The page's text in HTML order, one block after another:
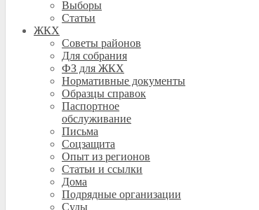
Выборы
Статьи
ЖКХ
Советы районов
Для собрания
ФЗ для ЖКХ
Нормативные документы
Образцы справок
Паспортное
обслуживание
Письма
Соцзащита
Опыт из регионов
Статьи и ссылки
Дома
Подрядные организации
Суды